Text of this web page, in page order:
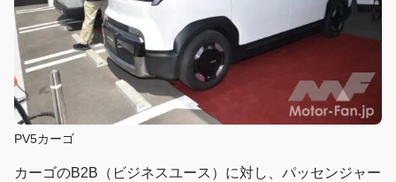
PV5カーゴ
カーゴのB2B（ビジネスユース）に対し、パッセンジャー